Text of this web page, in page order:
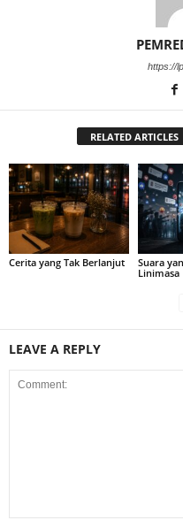
https://
RELATED ARTICLES
Cerita yang Tak Berlanjut
Suara
Linimasa
LEAVE A REPLY